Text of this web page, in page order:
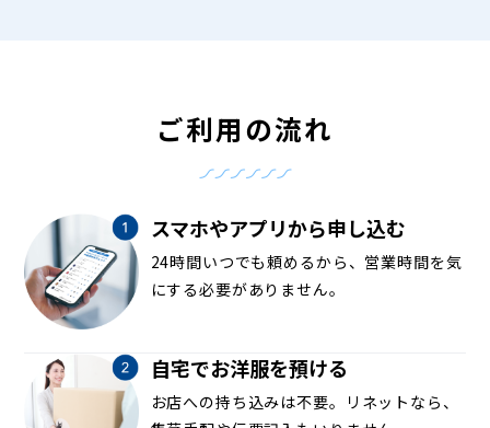
ご利用の流れ
スマホやアプリから申し込む
24時間いつでも頼めるから、営業時間を気
にする必要がありません。
自宅でお洋服を預ける
お店への持ち込みは不要。リネットなら、